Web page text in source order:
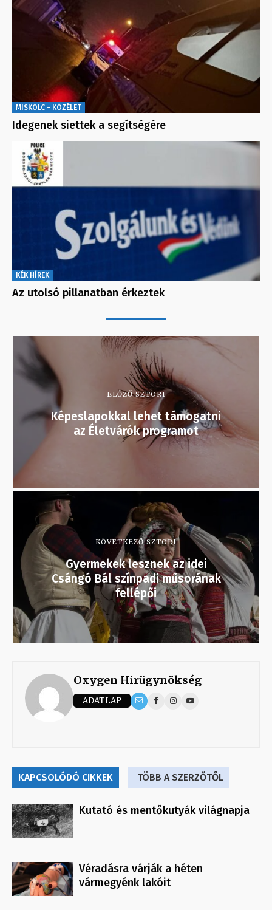
MISKOLC - KÖZÉLET
Idegenek siettek a segítségére
KÉK HÍREK
Az utolsó pillanatban érkeztek
ELŐZŐ SZTORI
Képeslapokkal lehet támogatni
az Életvárók programot
KÖVETKEZŐ SZTORI
Gyermekek lesznek az idei
Csángó Bál színpadi műsorának
fellépői
Oxygen Hirügynökség
ADATLAP
KAPCSOLÓDÓ CIKKEK TÖBB A SZERZŐTŐL
Kutató és mentőkutyák világnapja
Véradásra várják a héten
vármegyénk lakóit